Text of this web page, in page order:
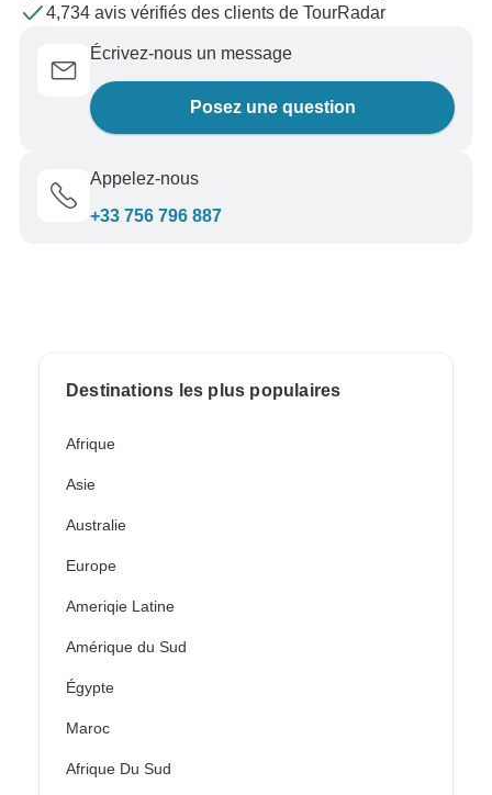
4,734 avis vérifiés des clients de TourRadar
Écrivez-nous un message
Posez une question
Appelez-nous
+33 756 796 887
Destinations les plus populaires
Afrique
Asie
Australie
Europe
Ameriqie Latine
Amérique du Sud
Égypte
Maroc
Afrique Du Sud